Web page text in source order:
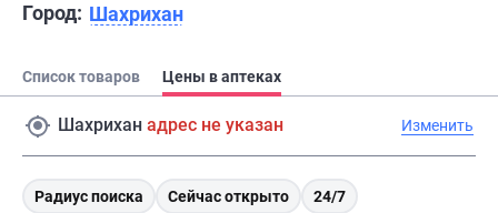
Город: Шахрихан
Список товаров Цены в аптеках
Шахрихан адрес не указан Изменить
Радиус поиска Сейчас открыто
24/7